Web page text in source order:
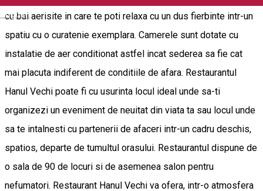
English
cu bai aerisite in care te poti relaxa cu un dus fierbinte intr-un
spatiu cu o curatenie exemplara. Camerele sunt dotate cu
instalatie de aer conditionat astfel incat sederea sa fie cat
mai placuta indiferent de conditiile de afara. Restaurantul
Hanul Vechi poate fi cu usurinta locul ideal unde sa-ti
organizezi un eveniment de neuitat din viata ta sau locul unde
sa te intalnesti cu partenerii de afaceri intr-un cadru deschis,
spatios, departe de tumultul orasului. Restaurantul dispune de
o sala de 90 de locuri si de asemenea salon pentru
nefumatori. Restaurant Hanul Vechi va ofera, intr-o atmosfera